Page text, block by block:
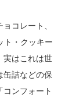
コレート、
ト・クッキー
実はこれは世
缶詰などの保
ンフォート